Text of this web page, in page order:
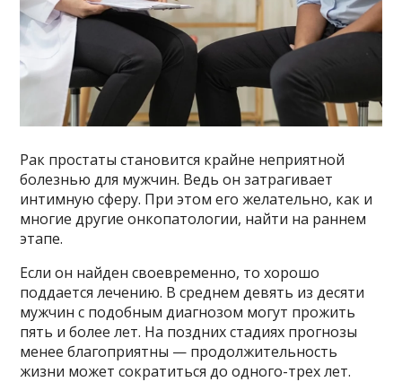
Рак простаты становится крайне неприятной
болезнью для мужчин. Ведь он затрагивает
интимную сферу. При этом его желательно, как и
многие другие онкопатологии, найти на раннем
этапе.
Если он найден своевременно, то хорошо
поддается лечению. В среднем девять из десяти
мужчин с подобным диагнозом могут прожить
пять и более лет. На поздних стадиях прогнозы
менее благоприятны — продолжительность
жизни может сократиться до одного-трех лет.